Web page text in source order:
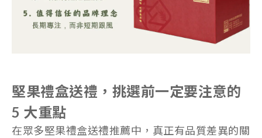
堅果禮盒送禮，挑選前一定要注意的
5 大重點
在眾多堅果禮盒送禮推薦中，真正有品質差異的關